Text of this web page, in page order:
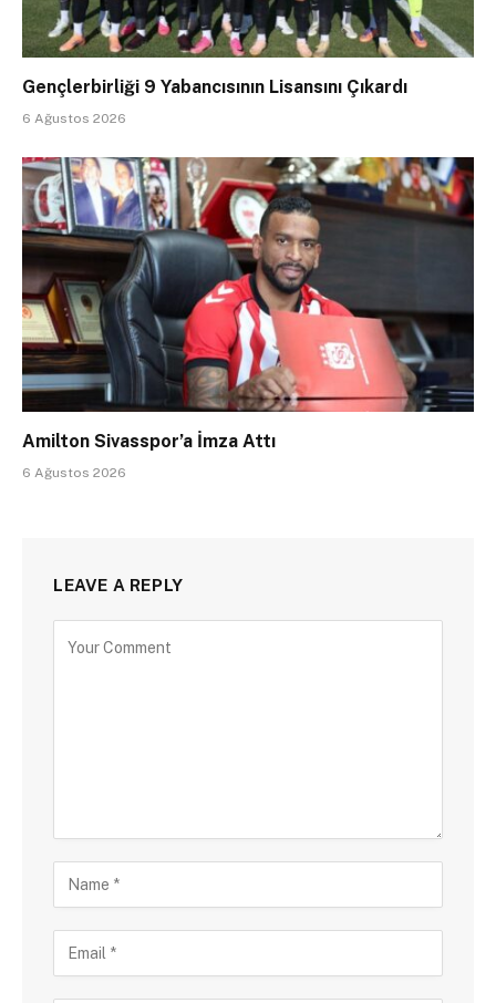
Gençlerbirliği 9 Yabancısının Lisansını Çıkardı
6 Ağustos 2026
Amilton Sivasspor’a İmza Attı
6 Ağustos 2026
LEAVE A REPLY